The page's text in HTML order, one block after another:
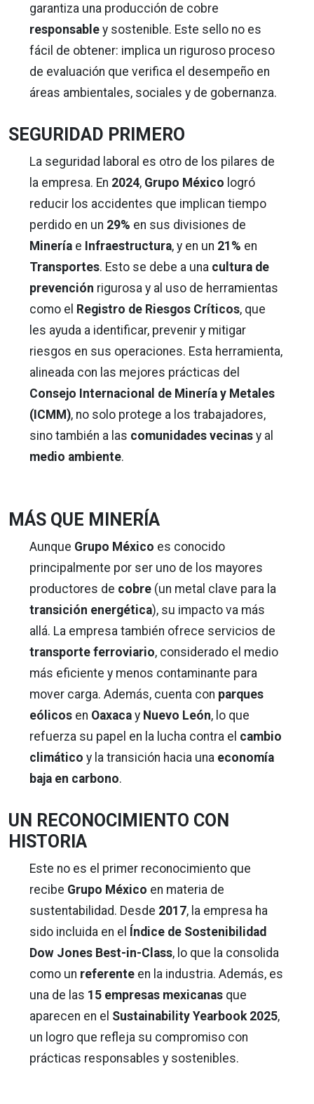
garantiza una producción de cobre
responsable y sostenible. Este sello no es
fácil de obtener: implica un riguroso proceso
de evaluación que verifica el desempeño en
áreas ambientales, sociales y de gobernanza.
SEGURIDAD PRIMERO
La seguridad laboral es otro de los pilares de
la empresa. En 2024, Grupo México logró
reducir los accidentes que implican tiempo
perdido en un 29% en sus divisiones de
Minería e Infraestructura, y en un 21% en
Transportes. Esto se debe a una cultura de
prevención rigurosa y al uso de herramientas
como el Registro de Riesgos Críticos, que
les ayuda a identificar, prevenir y mitigar
riesgos en sus operaciones. Esta herramienta,
alineada con las mejores prácticas del
Consejo Internacional de Minería y Metales
(ICMM), no solo protege a los trabajadores,
sino también a las comunidades vecinas y al
medio ambiente.
MÁS QUE MINERÍA
Aunque Grupo México es conocido
principalmente por ser uno de los mayores
productores de cobre (un metal clave para la
transición energética), su impacto va más
allá. La empresa también ofrece servicios de
transporte ferroviario, considerado el medio
más eficiente y menos contaminante para
mover carga. Además, cuenta con parques
eólicos en Oaxaca y Nuevo León, lo que
refuerza su papel en la lucha contra el cambio
climático y la transición hacia una economía
baja en carbono.
UN RECONOCIMIENTO CON
HISTORIA
Este no es el primer reconocimiento que
recibe Grupo México en materia de
sustentabilidad. Desde 2017, la empresa ha
sido incluida en el Índice de Sostenibilidad
Dow Jones Best-in-Class, lo que la consolida
como un referente en la industria. Además, es
una de las 15 empresas mexicanas que
aparecen en el Sustainability Yearbook 2025,
un logro que refleja su compromiso con
prácticas responsables y sostenibles.